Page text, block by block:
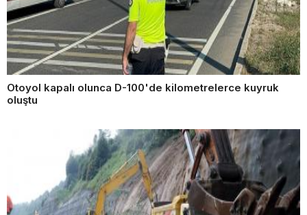
Otoyol kapalı olunca D-100'de kilometrelerce kuyruk
oluştu